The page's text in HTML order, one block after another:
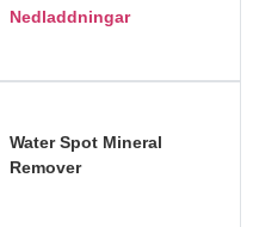
Nedladdningar
Water Spot Mineral
Remover